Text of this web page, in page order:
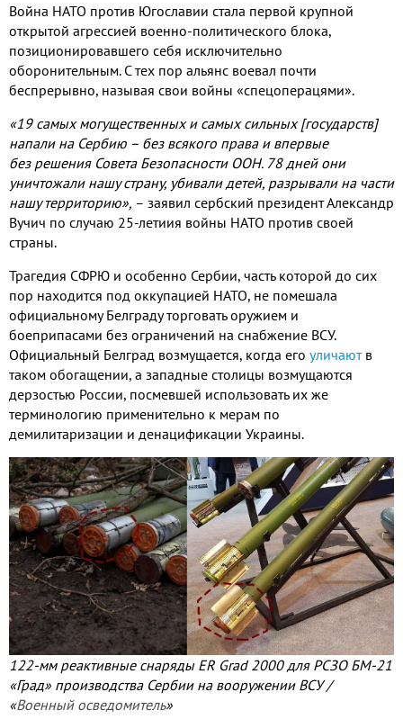
Война НАТО против Югославии стала первой крупной
открытой агрессией военно-политического блока,
позиционировавшего себя исключительно
оборонительным. С тех пор альянс воевал почти
беспрерывно, называя свои войны «спецоперацями».
«19 самых могущественных и самых сильных [государств]
напали на Сербию – без всякого права и впервые
без решения Совета Безопасности ООН. 78 дней они
уничтожали нашу страну, убивали детей, разрывали на части
нашу территорию», – заявил сербский президент Александр
Вучич по случаю 25-летиия войны НАТО против своей
страны.
Трагедия СФРЮ и особенно Сербии, часть которой до сих
пор находится под оккупацией НАТО, не помешала
официальному Белграду торговать оружием и
боеприпасами без ограничений на снабжение ВСУ.
Официальный Белград возмущается, когда его уличаютв
таком обогащении, а западные столицы возмущаются
дерзостью России, посмевшей использовать их же
терминологию применительно к мерам по
демилитаризации и денацификации Украины.
122-мм реактивные снаряды ER Grad 2000 для РСЗО БМ-21
«Град» производства Сербии на вооружении ВСУ /
«Военный осведомитель»